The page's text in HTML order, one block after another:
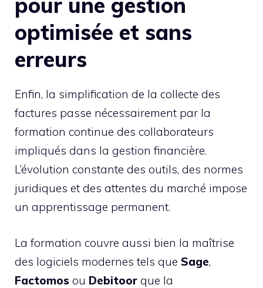
optimisée et sans
erreurs
Enfin, la simplification de la collecte des
factures passe nécessairement par la
formation continue des collaborateurs
impliqués dans la gestion financière.
L’évolution constante des outils, des normes
juridiques et des attentes du marché impose
un apprentissage permanent.
La formation couvre aussi bien la maîtrise
des logiciels modernes tels que Sage,
Factomos ou Debitoor que la